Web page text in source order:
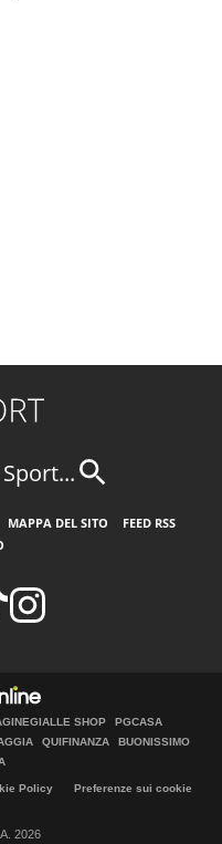
MAPPA DEL SITO
FEED RSS
SHOP
PGCASA
QUIFINANZA
BUONISSIMO
Policy
Preferenze sui cookie
2026